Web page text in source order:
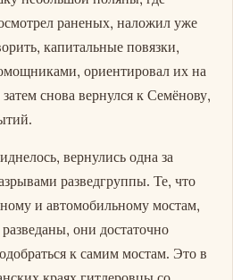
раненых, наложил уже
капитальные повязки,
ориентировал их на
снова вернулся к Семёнову,
вернулись одна за
разведгруппы. Те, что
и автомобильному мостам,
они достаточно
к самим мостам. Это в